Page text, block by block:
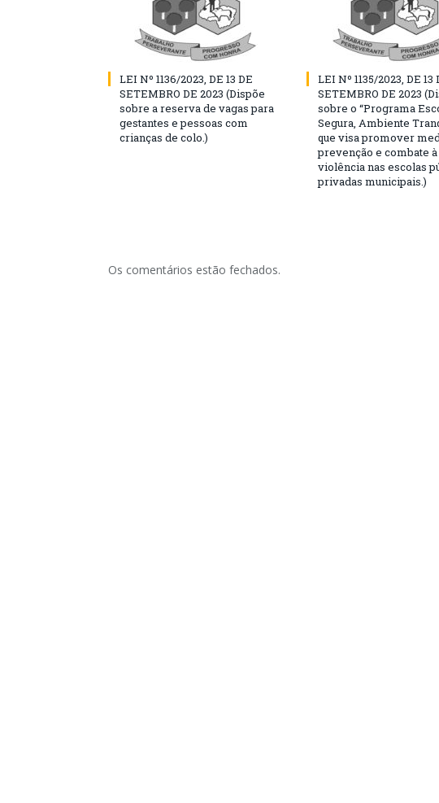
LEI Nº 1136/2023, DE 13 DE
SETEMBRO DE 2023 (Dispõe
sobre a reserva de vagas para
gestantes e pessoas com
crianças de colo.)
LEI Nº 1135/2023, DE 13
SETEMBRO DE 2023
sobre o “Programa
Segura, Ambiente
que visa promover
prevenção e combate à
violência nas escolas
privadas municipais.)
Os comentários estão fechados.